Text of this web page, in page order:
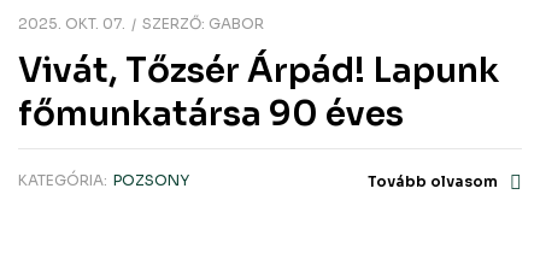
2025. OKT. 07. SZERZŐ: GABOR
Vivát, Tőzsér Árpád! Lapunk
főmunkatársa 90 éves
KATEGÓRIA: POZSONY Tovább olvasom